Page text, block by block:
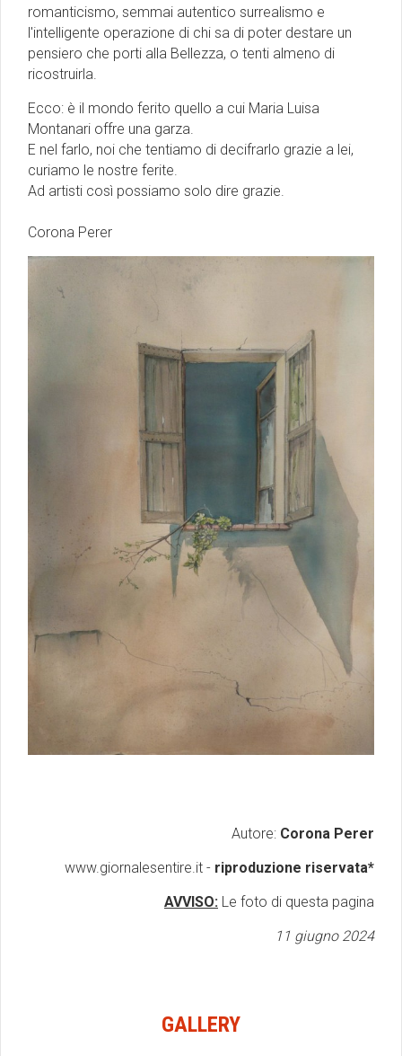
romanticismo, semmai autentico surrealismo e
l'intelligente operazione di chi sa di poter destare un
pensiero che porti alla Bellezza, o tenti almeno di
ricostruirla.
Ecco: è il mondo ferito quello a cui Maria Luisa
Montanari offre una garza.
E nel farlo, noi che tentiamo di decifrarlo grazie a lei,
curiamo le nostre ferite.
Ad artisti così possiamo solo dire grazie.
Corona Perer
Autore: Corona Perer
www.giornalesentire.it - riproduzione riservata*
AVVISO: Le foto di questa pagina
11 giugno 2024
GALLERY